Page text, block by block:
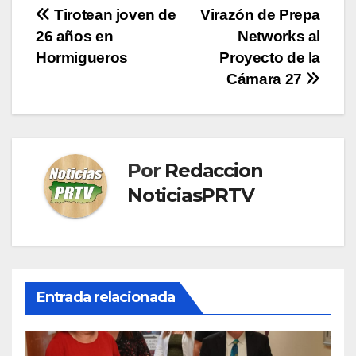
Navegación
de
Virazón de Prepa
Networks al
Proyecto de la
Cámara 27
Tirotean joven de
26 años en
Hormigueros
Por Redaccion
NoticiasPRTV
Entrada relacionada